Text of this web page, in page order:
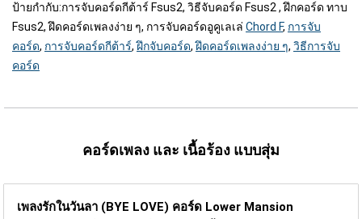
ป้ายกำกับ:การจับคอร์ดกีต้าร์ Fsus2, วิธีจับคอร์ด Fsus2 , ฝึกคอร์ด ทาบ
Fsus2, ฝึดคอร์ดเพลงง่าย ๆ, การจับคอร์ดอูคูเลเล่ Chord F, การจับ
คอร์ด, การจับคอร์ดกีต้าร์,ฝึกจับคอร์ด,ฝึดคอร์ดเพลงง่าย ๆ, วิธีการจับ
คอร์ด
คอร์ดเพลง และ เนื้อร้อง แบบสุ่ม
เพลงรักในวันลา (BYE LOVE) คอร์ด Lower Mansion